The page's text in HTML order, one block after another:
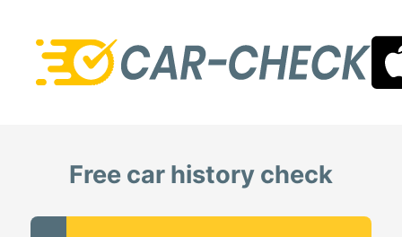
Free car history check